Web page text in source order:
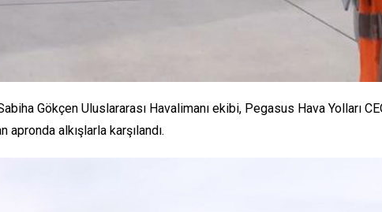
Gökçen Uluslararası Havalimanı ekibi, Pegasus Hava Yolları
alkışlarla karşılandı.